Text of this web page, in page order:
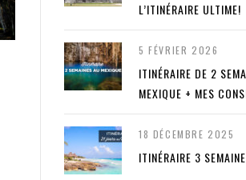
L’ITINÉRAIRE ULTIME!
5 FÉVRIER 2026
ITINÉRAIRE DE 2
MEXIQUE + MES
18 DÉCEMBRE 2025
ITINÉRAIRE 3